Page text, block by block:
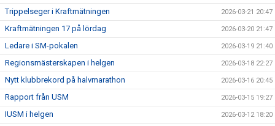
Trippelseger i Kraftmätningen 2026-03-21 20:47
Kraftmätningen 17 på lördag 2026-03-20 21:47
Ledare i SM-pokalen 2026-03-19 21:40
Regionsmästerskapen i helgen 2026-03-18 22:27
Nytt klubbrekord på halvmarathon 2026-03-16 20:45
Rapport från USM 2026-03-15 19:27
IUSM i helgen 2026-03-12 18:20